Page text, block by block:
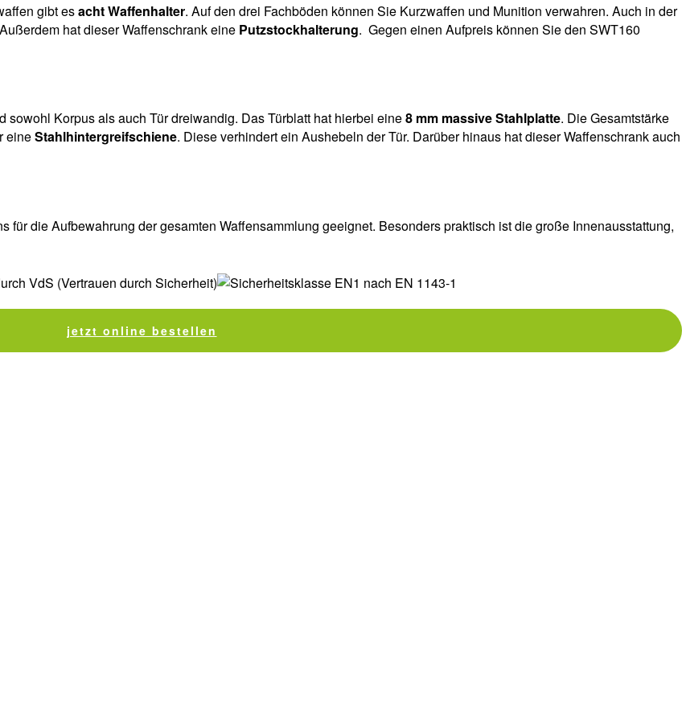
gibt esacht Waffenhalter. Auf den drei Fachböden können Sie Kurzwaffen und Munition verwahren. Auch in der
hat dieser Waffenschrank eine Putzstockhalterung. Gegen einen Aufpreis können Sie den SWT160
Korpus als auch Tür dreiwandig. Das Türblatt hat hierbei eine8 mm massive Stahlplatte. Die Gesamtstärke
eineStahlhintergreifschiene. Diese verhindert ein Aushebeln der Tür. Darüber hinaus hat dieser Waffenschrank auch
für die Aufbewahrung der gesamten Waffensammlung geeignet. Besonders praktisch ist die große Innenausstattung,
jetzt online bestellen